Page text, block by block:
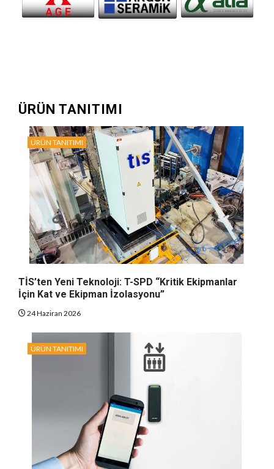
ÜRÜN TANITIMI
ÜRÜN TANITIMI
TİS’ten Yeni Teknoloji: T-SPD “Kritik Ekipmanlar
İçin Kat ve Ekipman İzolasyonu”
24 Haziran 2026
ÜRÜN TANITIMI